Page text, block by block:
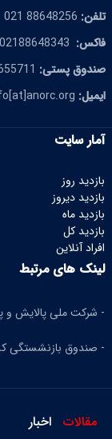
تلفن: 88648256 021
فاکس: 02188648343
صندوق پستی:
ایمیل:
آمار سایت
بازدید روز
بازدید دیروز
بازدید ماه
بازدید کل
افراد آنلاین
لینک های مرتبط
- شرکت ملی پالایش و
- صندوق بازنشستگی
مقالات اخبار